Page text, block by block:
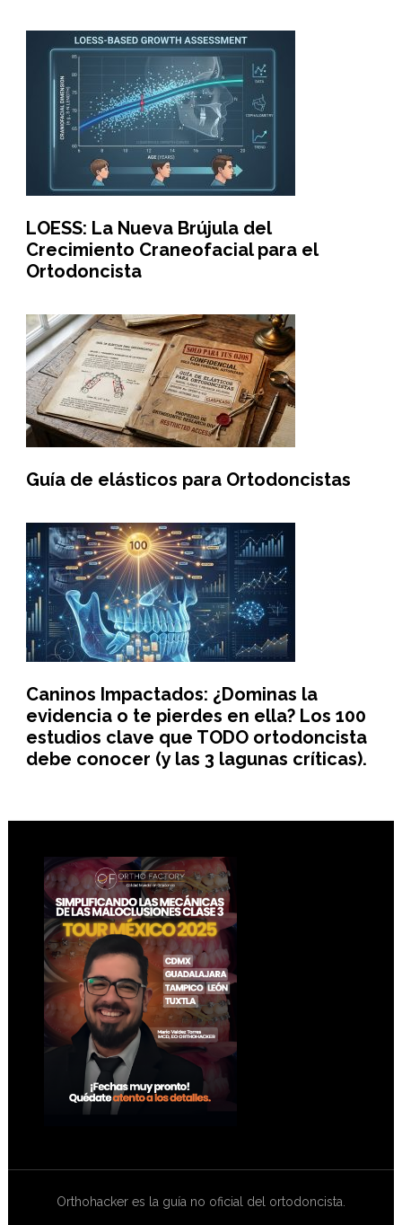
LOESS: La Nueva Brújula del
Crecimiento Craneofacial para el
Ortodoncista
Guía de elásticos para Ortodoncistas
Caninos Impactados: ¿Dominas la
evidencia o te pierdes en ella? Los 100
estudios clave que TODO ortodoncista
debe conocer (y las 3 lagunas críticas).
Footer
Orthohacker es la guía no oficial del ortodoncista.